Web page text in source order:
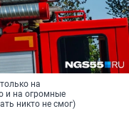
на
и на огромные
никто не смог)